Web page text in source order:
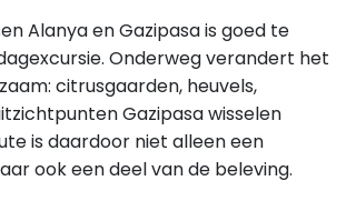
Alanya en Gazipasa is goed te
Onderweg verandert het
citrusgaarden, heuvels,
Gazipasa wisselen
is daardoor niet alleen een
ook een deel van de beleving.